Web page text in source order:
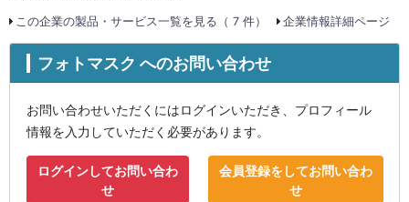
この企業の製品・サービス一覧を見る（ 7 件） 企業情報詳細ページ
フォトマスク へのお問い合わせ
お問い合わせいただくにはログインいただき、プロフィール
情報を入力していただく必要があります。
ログインしてお問い合わ
せ
会員登録をしてお問い合わ
せ